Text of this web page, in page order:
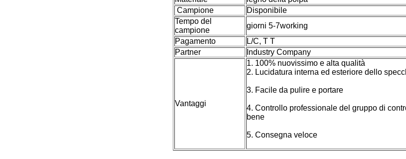
Campione
Disponibile
Tempo del
campione
giorni 5-7working
Pagamento
L/C, T T
Partner
Industry Company
Vantaggi
1. 100% nuovissimo e alta qualità
2. Lucidatura interna ed esteriore dello
3. Facile da pulire e portare
4. Controllo professionale del gruppo di
bene
5. Consegna veloce